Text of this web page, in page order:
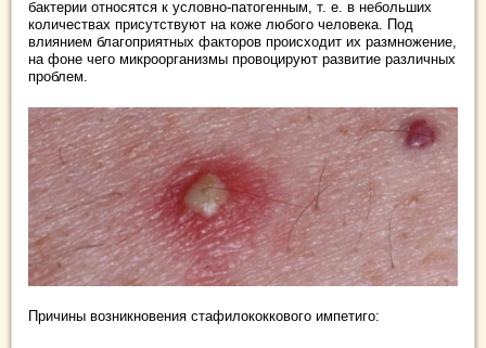
бактерии относятся к условно-патогенным, т. е. в небольших
количествах присутствуют на коже любого человека. Под
влиянием благоприятных факторов происходит их размножение,
на фоне чего микроорганизмы провоцируют развитие различных
проблем.
Причины возникновения стафилококкового импетиго: